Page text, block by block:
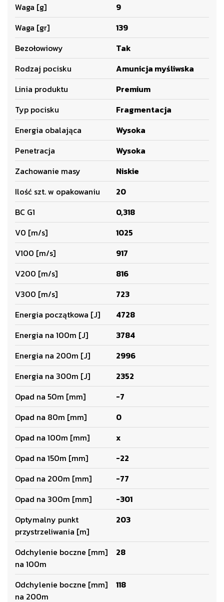
Waga [g]
9
Waga [gr]
139
Bezołowiowy
Tak
Rodzaj pocisku
Amunicja myśliwska
Linia produktu
Premium
Typ pocisku
Fragmentacja
Energia obalająca
Wysoka
Penetracja
Wysoka
Zachowanie masy
Niskie
Ilość szt. w opakowaniu
20
BC G1
0,318
V0 [m/s]
1025
V100 [m/s]
917
V200 [m/s]
816
V300 [m/s]
723
Energia początkowa [J]
4728
Energia na 100m [J]
3784
Energia na 200m [J]
2996
Energia na 300m [J]
2352
Opad na 50m [mm]
-7
Opad na 80m [mm]
0
Opad na 100m [mm]
x
Opad na 150m [mm]
-22
Opad na 200m [mm]
-77
Opad na 300m [mm]
-301
Optymalny punkt
przystrzeliwania [m]
203
Odchylenie boczne [mm]
na 100m
28
Odchylenie boczne [mm]
na 200m
118